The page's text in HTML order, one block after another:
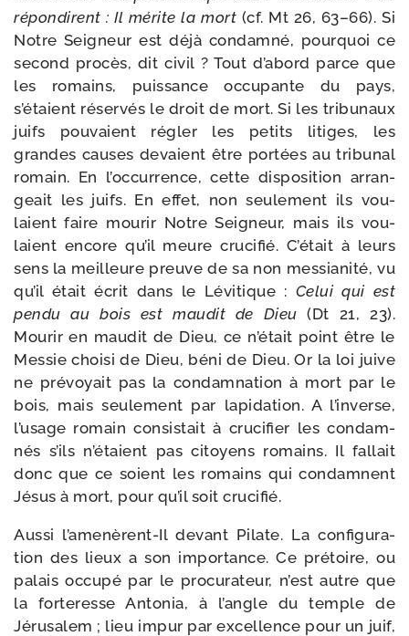
répon­dirent : Il mérite la mort (cf. Mt 26, 63–66). Si
Notre Seigneur est déjà condam­né, pour­quoi ce
second pro­cès, dit civil ? Tout d’abord parce que
les romains, puis­sance occu­pante du pays,
s’étaient réser­vés le droit de mort. Si les tri­bu­naux
juifs pou­vaient régler les petits litiges, les
grandes causes devaient être por­tées au tri­bu­nal
romain. En l’occurrence, cette dis­po­si­tion arran­
geait les juifs. En effet, non seule­ment ils vou­
laient faire mou­rir Notre Seigneur, mais ils vou­
laient encore qu’il meure cru­ci­fié. C’était à leurs
sens la meilleure preuve de sa non mes­sia­ni­té, vu
qu’il était écrit dans le Lévitique : Celui qui est
pen­du au bois est mau­dit de Dieu (Dt 21, 23).
Mourir en mau­dit de Dieu, ce n’était point être le
Messie choi­si de Dieu, béni de Dieu. Or la loi juive
ne pré­voyait pas la condam­na­tion à mort par le
bois, mais seule­ment par lapi­da­tion. A l’inverse,
l’usage romain consis­tait à cru­ci­fier les condam­
nés s’ils n’étaient pas citoyens romains. Il fal­lait
donc que ce soient les romains qui condamnent
Jésus à mort, pour qu’il soit crucifié.
Aussi l’amenèrent-Il devant Pilate. La confi­gu­ra­
tion des lieux a son impor­tance. Ce pré­toire, ou
palais occu­pé par le pro­cu­ra­teur, n’est autre que
la for­te­resse Antonia, à l’angle du temple de
Jérusalem ; lieu impur par excel­lence pour un juif,